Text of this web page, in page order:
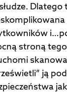
stroną
ją